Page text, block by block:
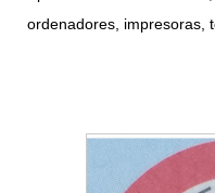
ordenadores, impresoras,